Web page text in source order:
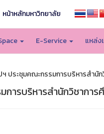
หน้าหลักมหาวิทยาลัย
E-Service แหล่ง
ประชุมคณะกรรมการบริหารสำนั
การบริหารสำนักวิชากา